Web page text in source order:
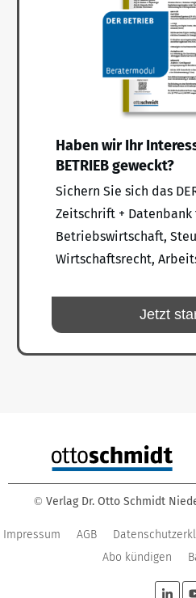
Haben wir Ihr
BETRIEB geweckt?
Sichern Sie sich das
Zeitschrift + Datenbank
Betriebswirtschaft,
Wirtschaftsrecht,
Jetzt
© Verlag Dr. Otto Schmidt
Impressum AGB
Abo kündigen